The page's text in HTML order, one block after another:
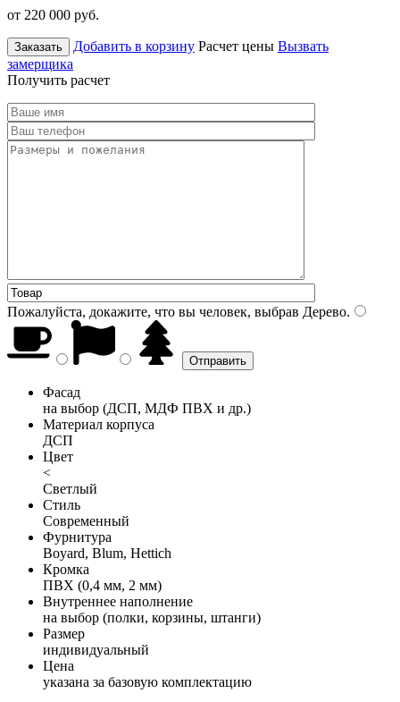
от 220 000 руб.
Заказать Добавить в корзину Расчет цены Вызвать
замерщика
Получить расчет
Пожалуйста, докажите, что вы человек, выбрав Дерево.
Фасад
на выбор (ДСП, МДФ ПВХ и др.)
Материал корпуса
ДСП
Цвет
<
Светлый
Стиль
Современный
Фурнитура
Boyard, Blum, Hettich
Кромка
ПВХ (0,4 мм, 2 мм)
Внутреннее наполнение
на выбор (полки, корзины, штанги)
Размер
индивидуальный
Цена
указана за базовую комплектацию